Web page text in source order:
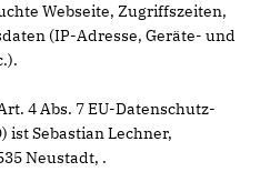
Webseite, Zugriffszeiten,
(IP-Adresse, Geräte- und
4 Abs. 7 EU-Datenschutz-
ist Sebastian Lechner,
Neustadt, .